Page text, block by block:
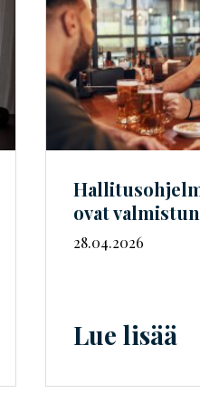
ovat
28.04.2026
Lue lisää